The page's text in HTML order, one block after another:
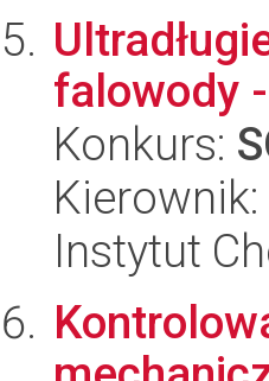
falowody
Konkurs:
Instytut